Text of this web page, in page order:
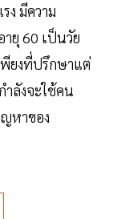
ง มีความ
ายุ 60 เป็นวัย
ยงที่ปรึกษาแต่
ลังจะใช้คน
หาของ